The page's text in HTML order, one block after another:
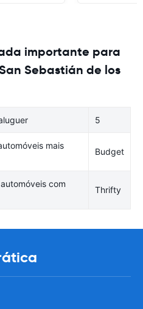
importante para
Sebastián de los
5
mais
Budget
com
Thrifty